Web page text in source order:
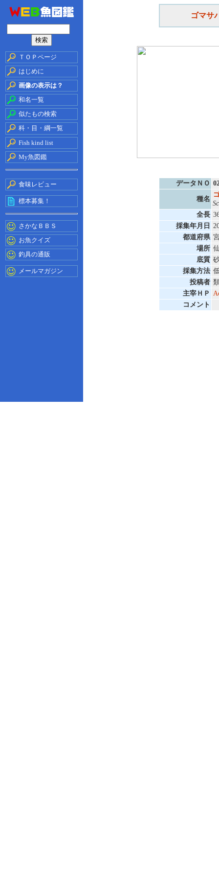
ＴＯＰページ
はじめに
画像の表示は？
和名一覧
似たもの検索
科・目・綱一覧
Fish kind list
My魚図鑑
食味レビュー
標本募集！
さかなＢＢＳ
お魚クイズ
釣具の通販
メールマガジン
ゴマサ
データＮＯ
種名
全長
採集年月日
都道府県
場所
底質
採集方法
投稿者
主宰ＨＰ
コメント